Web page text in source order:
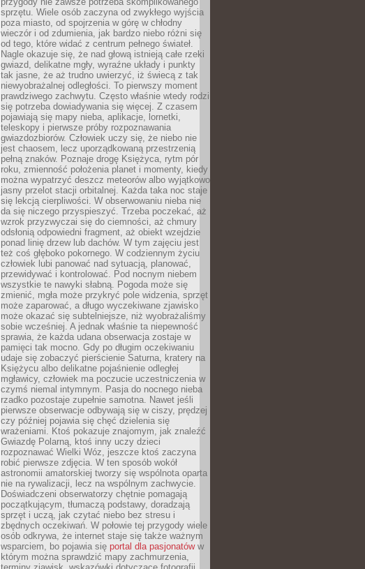
sprzętu. Wiele osób zaczyna od zwykłego wyjścia
poza miasto, od spojrzenia w górę w chłodny
wieczór i od zdumienia, jak bardzo niebo różni się
od tego, które widać z centrum pełnego świateł.
Nagle okazuje się, że nad głową istnieją całe rzeki
gwiazd, delikatne mgły, wyraźne układy i punkty
tak jasne, że aż trudno uwierzyć, iż świecą z tak
niewyobrażalnej odległości. To pierwszy moment
prawdziwego zachwytu. Często właśnie wtedy rodzi
się potrzeba dowiadywania się więcej. Z czasem
pojawiają się mapy nieba, aplikacje, lornetki,
teleskopy i pierwsze próby rozpoznawania
gwiazdozbiorów. Człowiek uczy się, że niebo nie
jest chaosem, lecz uporządkowaną przestrzenią
pełną znaków. Poznaje drogę Księżyca, rytm pór
roku, zmienność położenia planet i momenty, kiedy
można wypatrzyć deszcz meteorów albo wyjątkowo
jasny przelot stacji orbitalnej. Każda taka noc staje
się lekcją cierpliwości. W obserwowaniu nieba nie
da się niczego przyspieszyć. Trzeba poczekać, aż
wzrok przyzwyczai się do ciemności, aż chmury
odsłonią odpowiedni fragment, aż obiekt wzejdzie
ponad linię drzew lub dachów. W tym zajęciu jest
też coś głęboko pokornego. W codziennym życiu
człowiek lubi panować nad sytuacją, planować,
przewidywać i kontrolować. Pod nocnym niebem
wszystkie te nawyki słabną. Pogoda może się
zmienić, mgła może przykryć pole widzenia, sprzęt
może zaparować, a długo wyczekiwane zjawisko
może okazać się subtelniejsze, niż wyobrażaliśmy
sobie wcześniej. A jednak właśnie ta niepewność
sprawia, że każda udana obserwacja zostaje w
pamięci tak mocno. Gdy po długim oczekiwaniu
udaje się zobaczyć pierścienie Saturna, kratery na
Księżycu albo delikatne pojaśnienie odległej
mgławicy, człowiek ma poczucie uczestniczenia w
czymś niemal intymnym. Pasja do nocnego nieba
rzadko pozostaje zupełnie samotna. Nawet jeśli
pierwsze obserwacje odbywają się w ciszy, prędzej
czy później pojawia się chęć dzielenia się
wrażeniami. Ktoś pokazuje znajomym, jak znaleźć
Gwiazdę Polarną, ktoś inny uczy dzieci
rozpoznawać Wielki Wóz, jeszcze ktoś zaczyna
robić pierwsze zdjęcia. W ten sposób wokół
astronomii amatorskiej tworzy się wspólnota oparta
nie na rywalizacji, lecz na wspólnym zachwycie.
Doświadczeni obserwatorzy chętnie pomagają
początkującym, tłumaczą podstawy, doradzają
sprzęt i uczą, jak czytać niebo bez stresu i
zbędnych oczekiwań. W połowie tej przygody wiele
osób odkrywa, że internet staje się także ważnym
wsparciem, bo pojawia się portal dla pasjonatóww
którym można sprawdzić mapy zachmurzenia,